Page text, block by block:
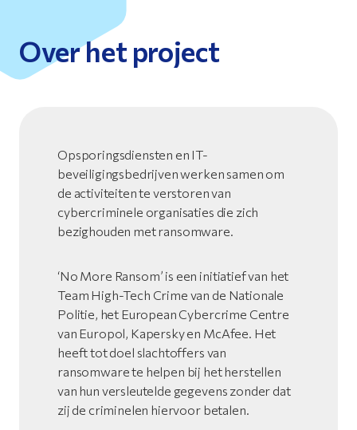
Over het project
Opsporingsdiensten en IT-
beveiligingsbedrijven werken samen om
de activiteiten te verstoren van
cybercriminele organisaties die zich
bezighouden met ransomware.
‘No More Ransom’ is een initiatief van het
Team High-Tech Crime van de Nationale
Politie, het European Cybercrime Centre
van Europol, Kapersky en McAfee. Het
heeft tot doel slachtoffers van
ransomware te helpen bij het herstellen
van hun versleutelde gegevens zonder dat
zij de criminelen hiervoor betalen.